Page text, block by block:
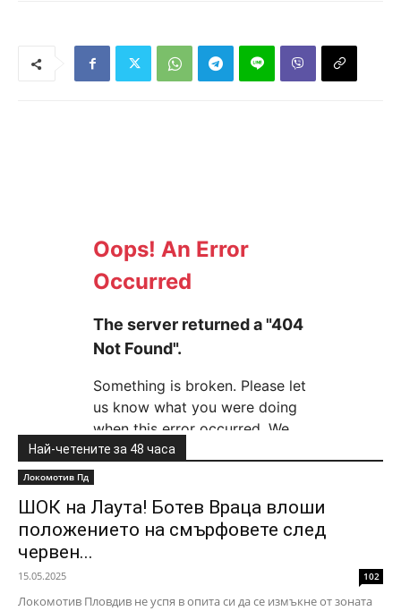
Най-четените за 48 часа
Локомотив Пд
ШОК на Лаута! Ботев Враца влоши
положението на смърфовете след
червен...
15.05.2025 102
Локомотив Пловдив не успя в опита си да се измъкне от зоната